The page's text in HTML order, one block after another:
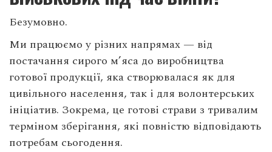
Безумовно.
Ми працюємо у різних напрямах — від
постачання сирого м’яса до виробництва
готової продукції, яка створювалася як для
цивільного населення, так і для волонтерських
ініціатив. Зокрема, це готові страви з тривалим
терміном зберігання, які повністю відповідають
потребам сьогодення.